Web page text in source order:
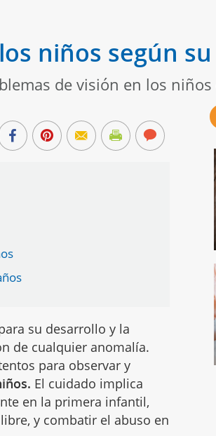
niños según
de visión en los
su desarrollo y la
de cualquier anomalía.
para observar y
El cuidado implica
en la primera infantil,
y combatir el abuso en